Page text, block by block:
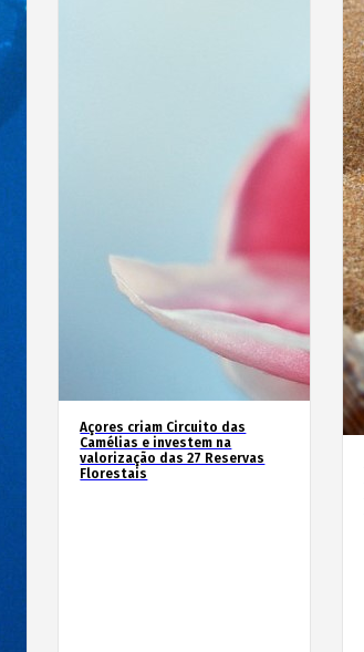
Açores criam Circuito das
Camélias e investem na
valorização das 27 Reservas
Florestais